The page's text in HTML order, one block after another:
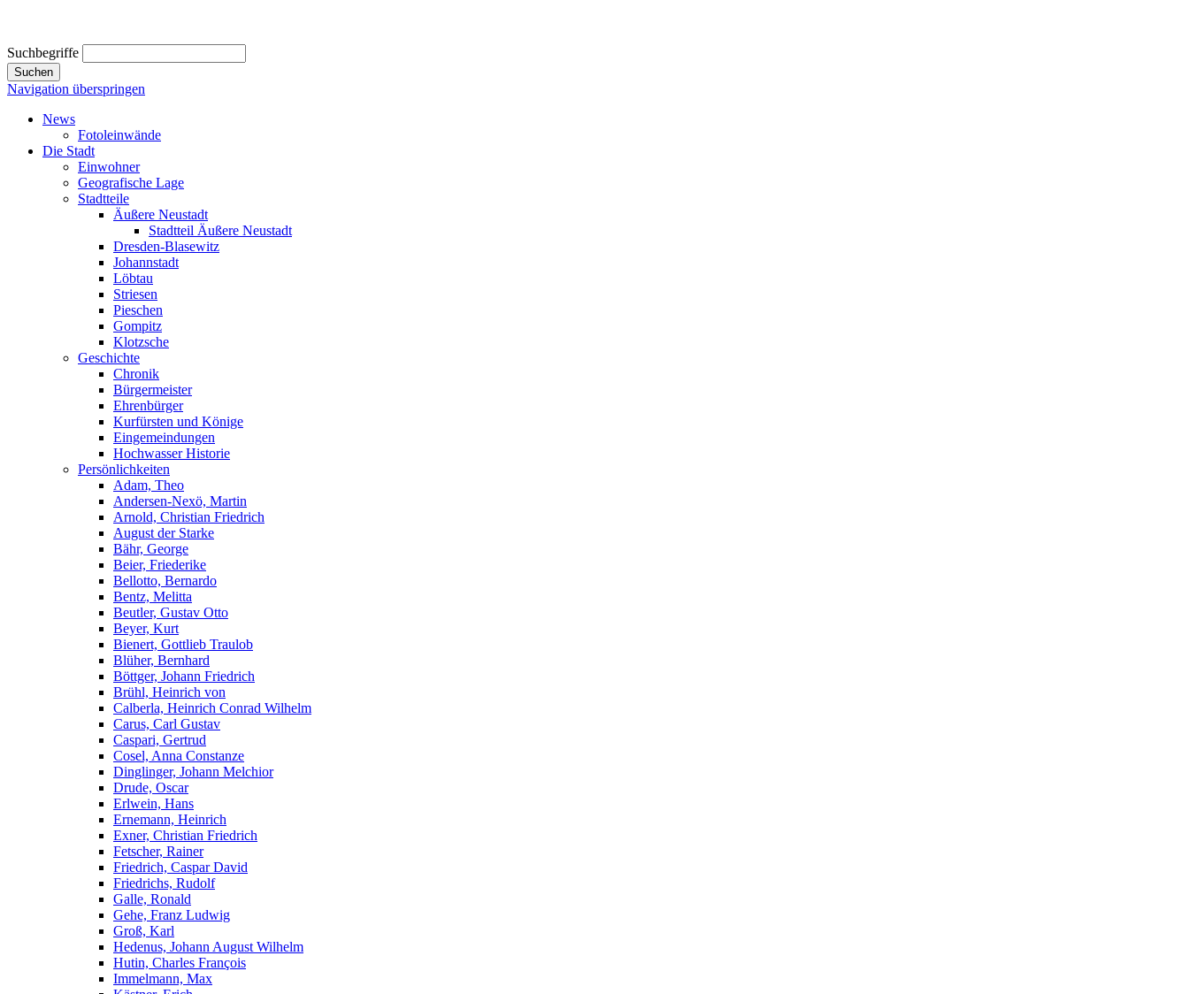
Suchbegriffe
Suchen
Navigation überspringen
News
Fotoleinwände
Die Stadt
Einwohner
Geografische Lage
Stadtteile
Äußere Neustadt
Stadtteil Äußere Neustadt
Dresden-Blasewitz
Johannstadt
Löbtau
Striesen
Pieschen
Gompitz
Klotzsche
Geschichte
Chronik
Bürgermeister
Ehrenbürger
Kurfürsten und Könige
Eingemeindungen
Hochwasser Historie
Persönlichkeiten
Adam, Theo
Andersen-Nexö, Martin
Arnold, Christian Friedrich
August der Starke
Bähr, George
Beier, Friederike
Bellotto, Bernardo
Bentz, Melitta
Beutler, Gustav Otto
Beyer, Kurt
Bienert, Gottlieb Traulob
Blüher, Bernhard
Böttger, Johann Friedrich
Brühl, Heinrich von
Calberla, Heinrich Conrad Wilhelm
Carus, Carl Gustav
Caspari, Gertrud
Cosel, Anna Constanze
Dinglinger, Johann Melchior
Drude, Oscar
Erlwein, Hans
Ernemann, Heinrich
Exner, Christian Friedrich
Fetscher, Rainer
Friedrich, Caspar David
Friedrichs, Rudolf
Galle, Ronald
Gehe, Franz Ludwig
Groß, Karl
Hedenus, Johann August Wilhelm
Hutin, Charles François
Immelmann, Max